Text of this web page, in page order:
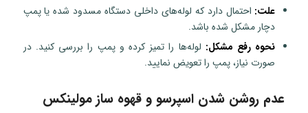
علت: احتمال دارد که لوله‌های داخلی دستگاه مسدود شده یا پمپ
دچار مشکل شده باشد.
نحوه رفع مشکل: لوله‌ها را تمیز کرده و پمپ را بررسی کنید. در
صورت نیاز، پمپ را تعویض نمایید.
عدم روشن شدن اسپرسو و قهوه ساز مولینکس